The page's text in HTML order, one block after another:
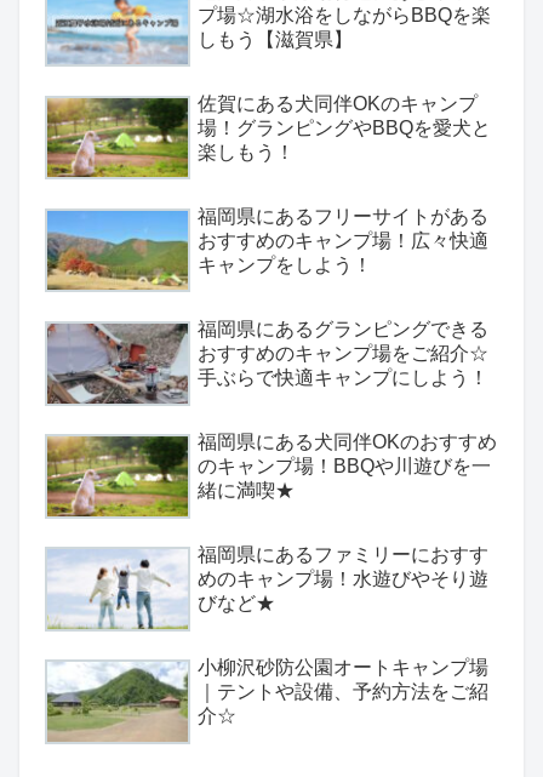
プ場☆湖水浴をしながらBBQを楽
しもう【滋賀県】
佐賀にある犬同伴OKのキャンプ
場！グランピングやBBQを愛犬と
楽しもう！
福岡県にあるフリーサイトがある
おすすめのキャンプ場！広々快適
キャンプをしよう！
福岡県にあるグランピングできる
おすすめのキャンプ場をご紹介☆
手ぶらで快適キャンプにしよう！
福岡県にある犬同伴OKのおすすめ
のキャンプ場！BBQや川遊びを一
緒に満喫★
福岡県にあるファミリーにおすす
めのキャンプ場！水遊びやそり遊
びなど★
小柳沢砂防公園オートキャンプ場
｜テントや設備、予約方法をご紹
介☆